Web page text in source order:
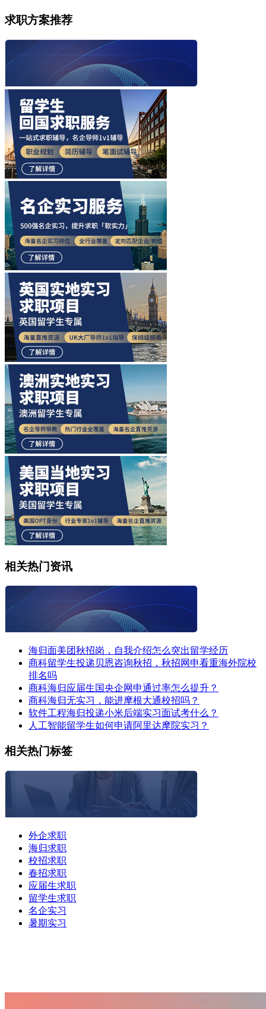
求职方案推荐
相关热门资讯
海归面美团秋招岗，自我介绍怎么突出留学经历
商科留学生投递贝恩咨询秋招，秋招网申看重海外院校
排名吗
商科海归应届生国央企网申通过率怎么提升？
商科海归无实习，能进摩根大通校招吗？
软件工程海归投递小米后端实习面试考什么？
人工智能留学生如何申请阿里达摩院实习？
相关热门标签
外企求职
海归求职
校招求职
春招求职
应届生求职
留学生求职
名企实习
暑期实习